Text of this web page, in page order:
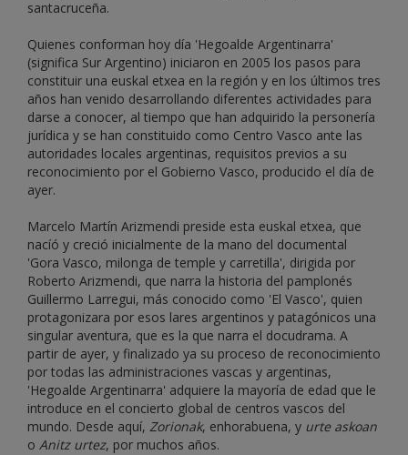
santacruceña.
Quienes conforman hoy día 'Hegoalde Argentinarra'
(significa Sur Argentino) iniciaron en 2005 los pasos para
constituir una euskal etxea en la región y en los últimos tres
años han venido desarrollando diferentes actividades para
darse a conocer, al tiempo que han adquirido la personería
jurídica y se han constituido como Centro Vasco ante las
autoridades locales argentinas, requisitos previos a su
reconocimiento por el Gobierno Vasco, producido el día de
ayer.
Marcelo Martín Arizmendi preside esta euskal etxea, que
nacíó y creció inicialmente de la mano del documental
'Gora Vasco, milonga de temple y carretilla', dirigida por
Roberto Arizmendi, que narra la historia del pamplonés
Guillermo Larregui, más conocido como 'El Vasco', quien
protagonizara por esos lares argentinos y patagónicos una
singular aventura, que es la que narra el docudrama. A
partir de ayer, y finalizado ya su proceso de reconocimiento
por todas las administraciones vascas y argentinas,
'Hegoalde Argentinarra' adquiere la mayoría de edad que le
introduce en el concierto global de centros vascos del
mundo. Desde aquí, Zorionak, enhorabuena, y urte askoan
o Anitz urtez, por muchos años.